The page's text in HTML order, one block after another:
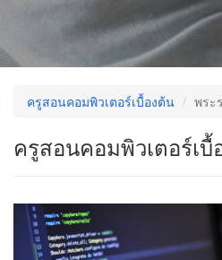
ครูสอนคอมพิวเตอร์เบื้องต้น พระ
ครูสอนคอมพิวเตอร์เ